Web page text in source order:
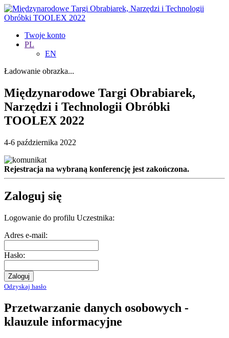
Twoje konto
PL
EN
Ładowanie obrazka...
Międzynarodowe Targi Obrabiarek,
Narzędzi i Technologii Obróbki
TOOLEX 2022
4-6 października 2022
Rejestracja na wybraną konferencję jest zakończona.
Zaloguj się
Logowanie do profilu Uczestnika:
Adres e-mail:
Hasło:
Zaloguj
Odzyskaj hasło
Przetwarzanie danych osobowych -
klauzule informacyjne